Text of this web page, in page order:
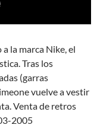
la marca Nike, el
Tras los
(garras
vuelve a vestir
Venta de retros
2005